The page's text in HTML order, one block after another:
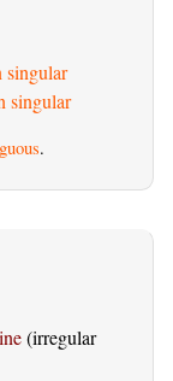
singular
singular
.
(irregular